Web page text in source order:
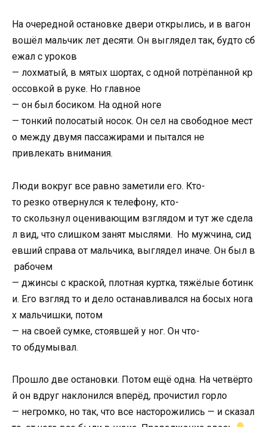
На очередной остановке двери открылись, и в вагон
вошёл мальчик лет десяти. Он выглядел так, будто сб
ежал с уроков
— лохматый, в мятых шортах, с одной потрёпанной кр
оссовкой в руке. Но главное
— он был босиком. На одной ноге
— тонкий полосатый носок. Он сел на свободное мест
о между двумя пассажирами и пытался не
привлекать внимания.
Люди вокруг все равно заметили его. Кто-
то резко отвернулся к телефону, кто-
то скользнул оценивающим взглядом и тут же сдела
л вид, что слишком занят мыслями. Но мужчина, сид
евший справа от мальчика, выглядел иначе. Он был в
рабочем
— джинсы с краской, плотная куртка, тяжёлые ботинк
и. Его взгляд то и дело останавливался на босых нога
х мальчишки, потом
— на своей сумке, стоявшей у ног. Он что-
то обдумывал.
Прошло две остановки. Потом ещё одна. На четвёрто
й он вдруг наклонился вперёд, прочистил горло
— негромко, но так, что все насторожились — и сказал